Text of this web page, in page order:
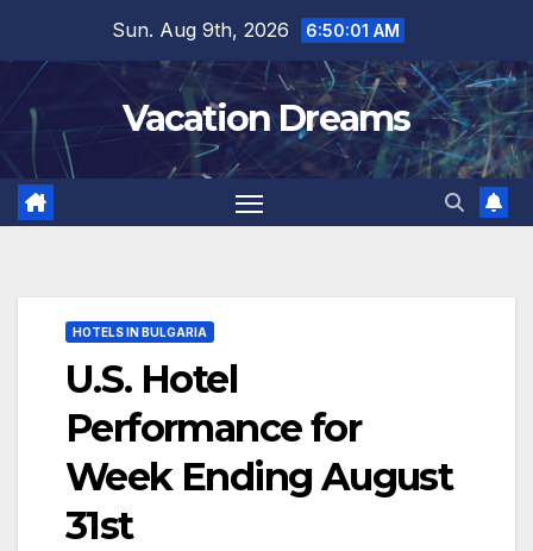
content
Sun. Aug 9th, 2026 6:50:02 AM
Vacation Dreams
HOTELS IN BULGARIA
U.S. Hotel
Performance for
Week Ending August
31st